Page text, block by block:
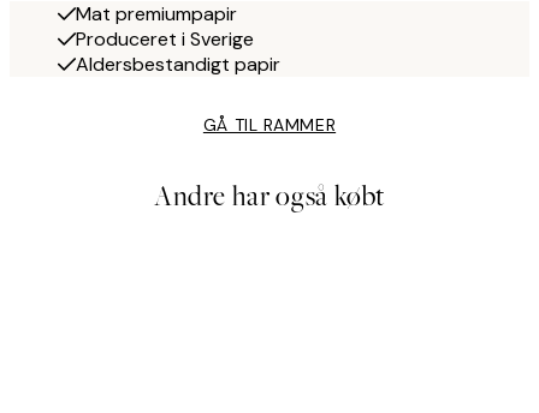
Mat premiumpapir
Produceret i Sverige
Aldersbestandigt papir
GÅ TIL RAMMER
Andre har også købt